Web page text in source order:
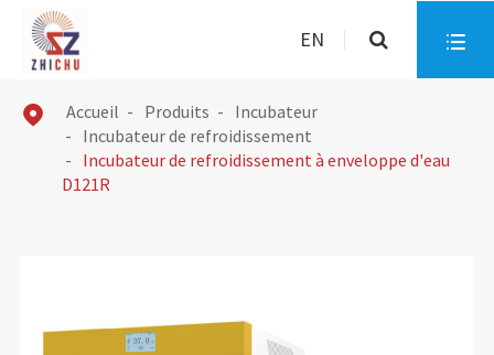
EN 
 Accueil Produits
Incubateur
Incubateur de refroidissement
Incubateur de refroidissement à enveloppe d'eau
D121R